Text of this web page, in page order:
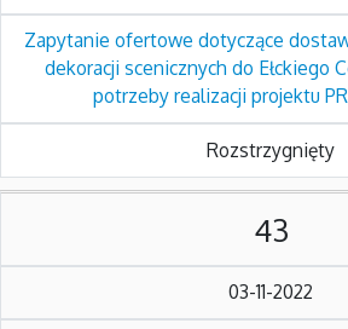
Zapytanie ofertowe dotyczące
dekoracji scenicznych do Ełckiego
potrzeby realizacji projektu
Rozstrzygnięty
43
03-11-2022